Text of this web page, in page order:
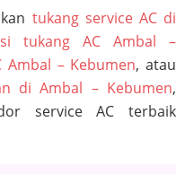
tukang service AC di
tukang AC Ambal –
Ambal – Kebumen, atau
di Ambal – Kebumen,
service AC terbaik